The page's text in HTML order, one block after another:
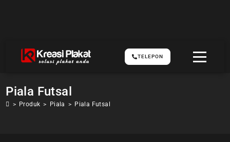
TELEPON
Piala Futsal
> Produk > Piala > Piala Futsal